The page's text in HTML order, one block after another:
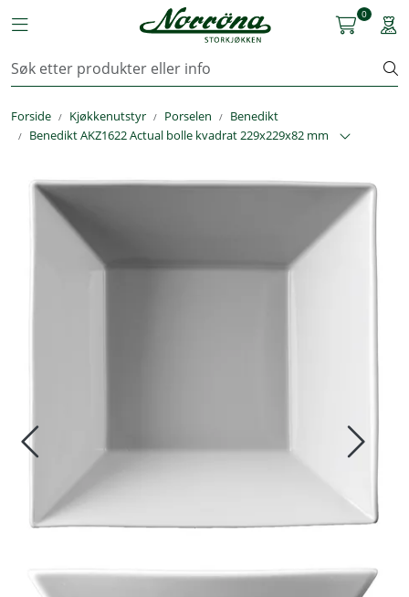
Toggle navigation
0
Forside Kjøkkenutstyr Porselen
Benedikt
Benedikt AKZ1622 Actual bolle kvadrat 229x229x82 mm
Kjøkkenutstyr
Storkjøkken
Arbeidstøy
Reservedeler
Tjenester